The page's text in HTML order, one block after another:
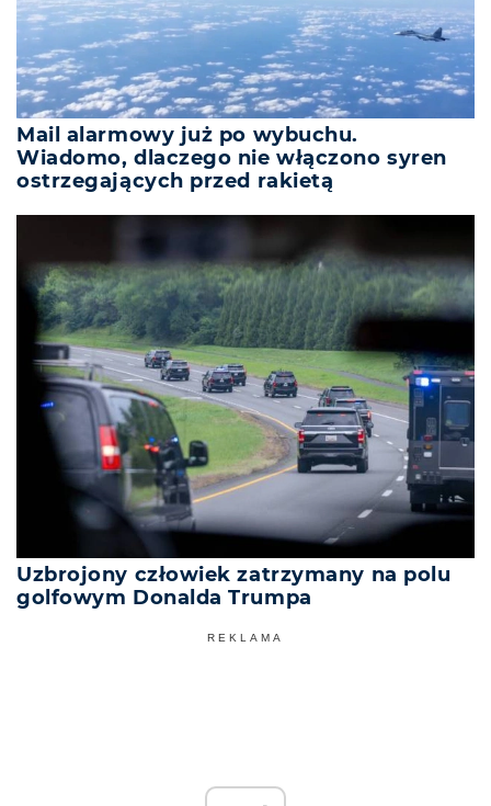
Mail alarmowy już po wybuchu.
Wiadomo, dlaczego nie włączono syren
ostrzegających przed rakietą
Uzbrojony człowiek zatrzymany na polu
golfowym Donalda Trumpa
REKLAMA